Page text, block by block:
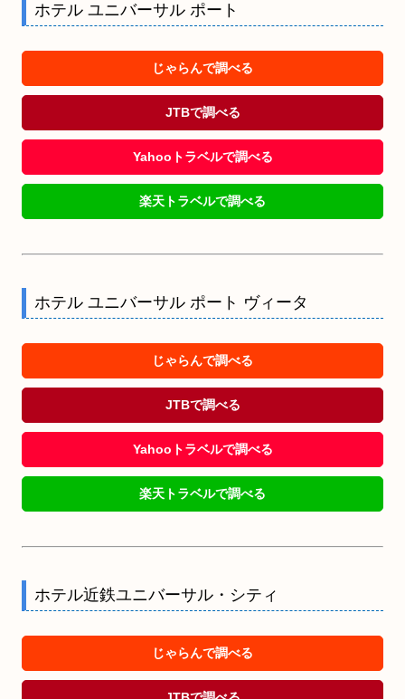
ホテル ユニバーサル ポート
じゃらんで調べる
JTBで調べる
Yahooトラベルで調べる
楽天トラベルで調べる
ホテル ユニバーサル ポート ヴィータ
じゃらんで調べる
JTBで調べる
Yahooトラベルで調べる
楽天トラベルで調べる
ホテル近鉄ユニバーサル・シティ
じゃらんで調べる